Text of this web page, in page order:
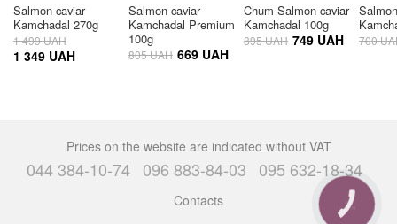
Salmon caviar
Kamchadal 270g
1 499 UAH
1 349 UAH
Salmon caviar
Kamchadal Premium
100g
805 UAH 669 UAH
Chum Salmon caviar
Kamchadal 100g
895 UAH 749 UAH 700
Prices on the website are indicated without VAT
044 384-10-74 096 883-84-03 095 632-18-34
Contacts
CALL
BUTTON